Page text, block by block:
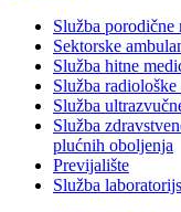
Služba porodične
Sektorske
Služba hitne
Služba
Služba
Služba
plućnih oboljenja
Previjalište
Služba